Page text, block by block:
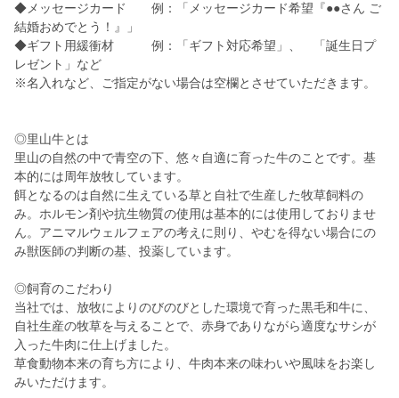
◆メッセージカード 例：「メッセージカード希望『●●さん ご
結婚おめでとう！』」
◆ギフト用緩衝材 例：「ギフト対応希望」、 「誕生日プ
レゼント」など
※名入れなど、ご指定がない場合は空欄とさせていただきます。
◎里山牛とは
里山の自然の中で青空の下、悠々自適に育った牛のことです。基
本的には周年放牧しています。
餌となるのは自然に生えている草と自社で生産した牧草飼料の
み。ホルモン剤や抗生物質の使用は基本的には使用しておりませ
ん。アニマルウェルフェアの考えに則り、やむを得ない場合にの
み獣医師の判断の基、投薬しています。
◎飼育のこだわり
当社では、放牧によりのびのびとした環境で育った黒毛和牛に、
自社生産の牧草を与えることで、赤身でありながら適度なサシが
入った牛肉に仕上げました。
草食動物本来の育ち方により、牛肉本来の味わいや風味をお楽し
みいただけます。